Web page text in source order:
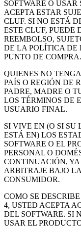
SOFTWARE O
ACEPTA ESTAR
CLUF. SI NO ESTÁ
ESTE CLUF, PUEDE
REEMBOLSO,
DE LA POLÍTICA DE
PUNTO DE COMPRA.
QUIENES NO
PAÍS O REGIÓN DE
PADRE, MADRE O
LOS TÉRMINOS DE
USUARIO FINAL.
SI VIVE EN (O SI SU
ESTÁ EN) LOS
SOFTWARE O EL
PERSONAL O
CONTINUACIÓN, YA
ARBITRAJE BAJO
CONSUMIDOR.
COMO SE
4, USTED ACEPTA
DEL SOFTWARE. SI
USAR EL